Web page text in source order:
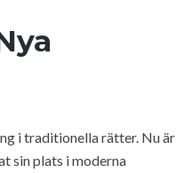
i traditionella rätter. Nu är
sin plats i moderna